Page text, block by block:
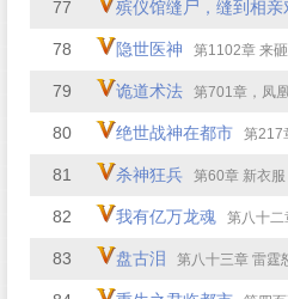
77 殡仪馆缝尸，缝到相亲
78 隐世医神 第1102章 来
79 诡道术法 第701章，凤
80 绝世战神在都市 第217
81 杀神狂兵 第60章 新衣服
82 我有亿万龙魂 第八十二章
83 盘古泪 第八十三章 雷霆怒